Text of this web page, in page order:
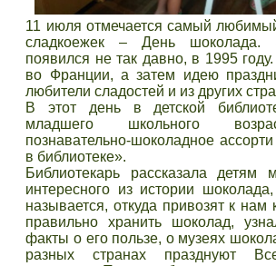
11 июля отмечается самый
сладкоежек – День шоколада.
появился не так давно, в 1995
во Франции, а затем идею
любители сладостей и из других
В этот день в детской
младшего школьного
познавательно-шоколадное
в библиотеке».
Библиотекарь рассказала детям
интересного из истории
называется, откуда привозят к нам
правильно хранить шоколад,
факты о его пользе, о музеях
разных странах празднуют